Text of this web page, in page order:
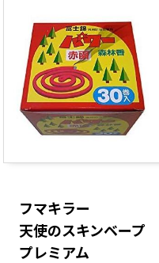
フマキラー
天使のスキンベープ
プレミアム